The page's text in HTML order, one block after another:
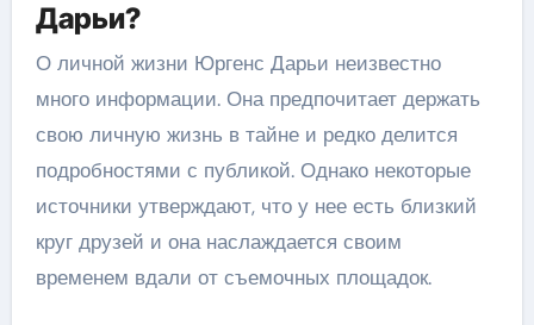
Дарьи?
О личной жизни Юргенс Дарьи неизвестно
много информации. Она предпочитает держать
свою личную жизнь в тайне и редко делится
подробностями с публикой. Однако некоторые
источники утверждают, что у нее есть близкий
круг друзей и она наслаждается своим
временем вдали от съемочных площадок.